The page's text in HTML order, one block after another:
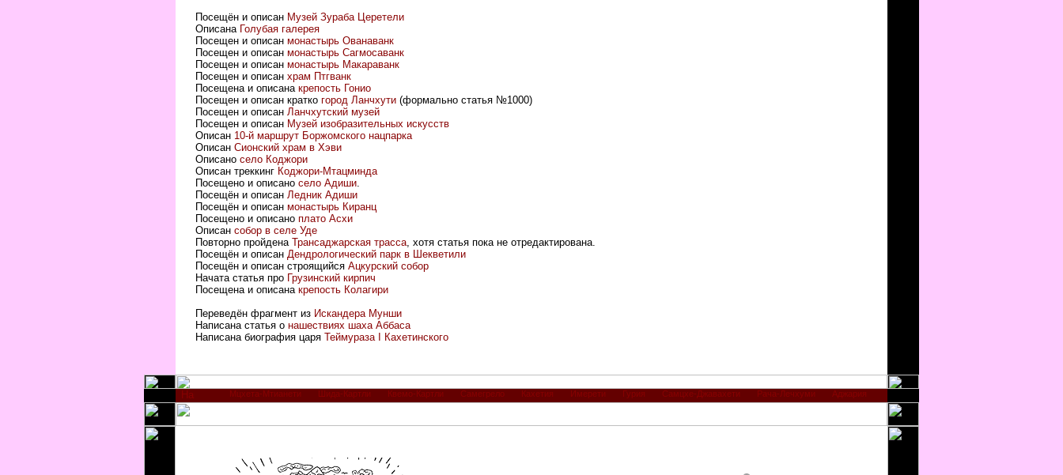
Посещён и описан Музей Зураба Церетели
Описана Голубая галерея
Посещен и описан монастырь Ованаванк
Посещен и описан монастырь Сагмосаванк
Посещен и описан монастырь Макараванк
Посещен и описан храм Птгванк
Посещена и описана крепость Гонио
Посещен и описан кратко город Ланчхути (формально статья №1000)
Посещен и описан Ланчхутский музей
Посещен и описан Музей изобразительных искусств
Описан 10-й маршрут Боржомского нацпарка
Описан Сионский храм в Хэви
Описано село Коджори
Описан треккинг Коджори-Мтацминда
Посещено и описано село Адиши.
Посещён и описан Ледник Адиши
Посещён и описан монастырь Киранц
Посещено и описано плато Асхи
Описан собор в селе Уде
Повторно пройдена Трансаджарская трасса, хотя статья пока не отредактирована.
Посещён и описан Дендрологический парк в Шекветили
Посещён и описан строящийся Ацкурский собор
Начата статья про Грузинский кирпич
Посещена и описана крепость Колагири
Переведён фрагмент из Искандера Мунши
Написана статья о нашествиях шаха Аббаса
Написана биография царя Теймураза I Кахетинского
Мцхета-Мтианети Шида-Картли Квемо-Картли Самегрело Кахетия Имерети Гурия Самцхе-Джавахети Рача-Лечхуми Аджария